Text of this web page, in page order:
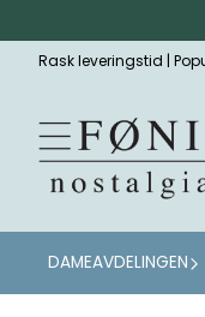
Rask leveringstid |
DAMEAVDELINGEN